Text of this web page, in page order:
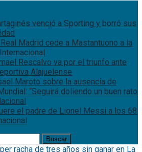
Madrid cede a Mastantuono a la
Rescalvo va por el triunfo ante
Alajuelense
Maroto sobre la ausencia de
“Seguirá doliendo un buen rato
el padre de Lionel Messi a los 68
venció a Sporting y borró sus
racha de tres años sin ganar en La